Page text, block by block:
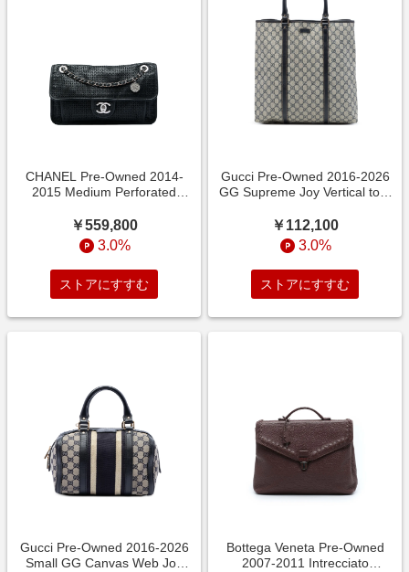
CHANEL Pre-Owned 2014-
2015 Medium Perforated
￥559,800
3.0%
ストアにすすむ
Gucci Pre-Owned 2016-2026
GG Supreme Joy Vertical tote
￥112,100
3.0%
ストアにすすむ
Gucci Pre-Owned 2016-2026
Small GG Canvas Web Joy
Bottega Veneta Pre-Owned
2007-2011 Intrecciato